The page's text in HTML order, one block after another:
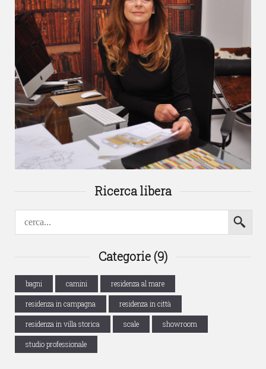
Ricerca libera
Categorie (9)
bagni camini residenza al mare
residenza in campagna residenza in città
residenza in villa storica scale showroom
studio professionale